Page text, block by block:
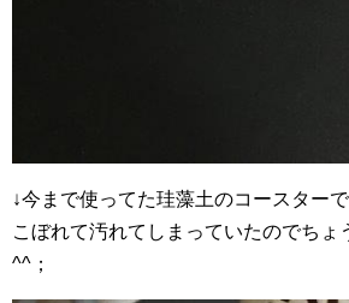
↓今まで使ってた珪藻土のコースター
こぼれて汚れてしまっていたのでちょ
^^；